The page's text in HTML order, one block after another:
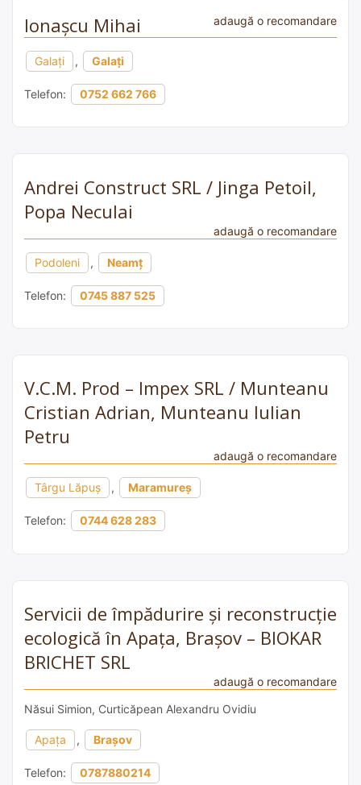
Ionașcu Mihai adaugă o recomandare
Galați , Galați
Telefon: 0752 662 766
Andrei Construct SRL / Jinga Petoil,
Popa Neculai
adaugă o recomandare
Podoleni , Neamț
Telefon: 0745 887 525
V.C.M. Prod – Impex SRL / Munteanu
Cristian Adrian, Munteanu Iulian
Petru
adaugă o recomandare
Târgu Lăpuș , Maramureș
Telefon: 0744 628 283
Servicii de împădurire și reconstrucție
ecologică în Apața, Brașov – BIOKAR
BRICHET SRL
adaugă o recomandare
Năsui Simion, Curticăpean Alexandru Ovidiu
Apața , Brașov
Telefon: 0787880214